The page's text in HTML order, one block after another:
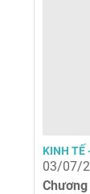
KINH TẾ
03/07/